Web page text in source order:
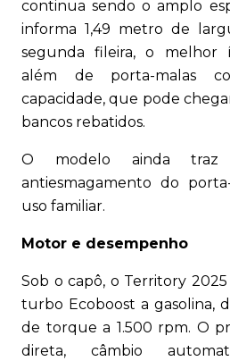
continua sendo o amplo
informa 1,49 metro de
segunda fileira, o melhor
além de porta-malas
capacidade, que pode
bancos rebatidos.
O modelo ainda traz
antiesmagamento do
uso familiar.
Motor e desempenho
Sob o capô, o Territory
turbo Ecoboost a gasolina,
de torque a 1.500 rpm. O
direta, câmbio